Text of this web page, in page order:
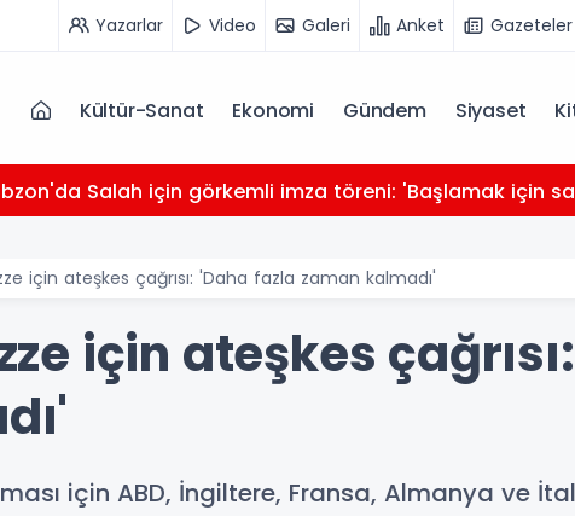
Yazarlar Video Galeri Anket Gazeteler
Kültür-Sanat Ekonomi Gündem Siyaset
Salah için görkemli imza töreni: 'Başlamak için
için ateşkes çağrısı: 'Daha fazla zaman kalmadı'
için ateşkes
için ABD, İngiltere, Fransa, Almanya ve